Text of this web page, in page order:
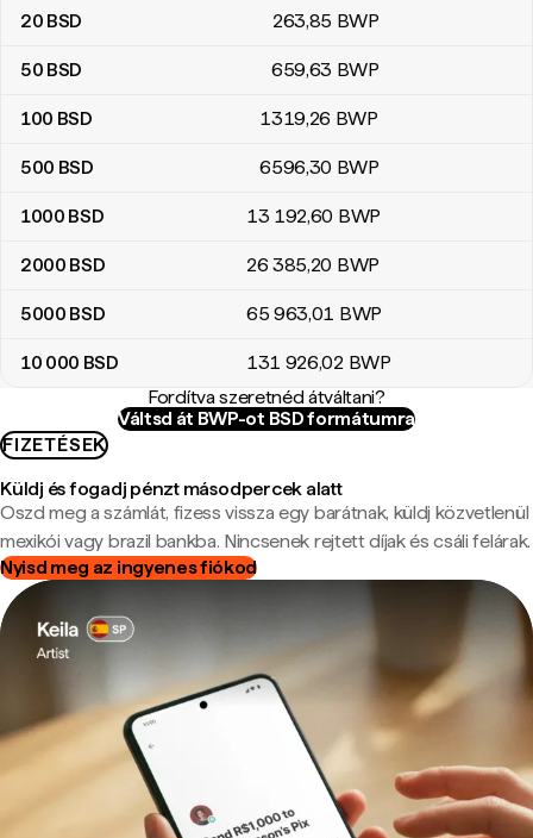
20 BSD 263,85 BWP
50 BSD 659,63 BWP
100 BSD 1319,26 BWP
500 BSD 6596,30 BWP
1000 BSD 13 192,60 BWP
2000 BSD 26 385,20 BWP
5000 BSD 65 963,01 BWP
10 000 BSD 131 926,02 BWP
Fordítva szeretnéd átváltani?
Váltsd át BWP-ot BSD formátumra
FIZETÉSEK
Küldj és fogadj pénzt másodpercek alatt
Oszd meg a számlát, fizess vissza egy barátnak, küldj közvetlenül
mexikói vagy brazil bankba. Nincsenek rejtett díjak és csáli felárak.
Nyisd meg az ingyenes fiókod